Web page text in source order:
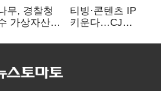
무, 경찰청
가상자산
터디 사업
티빙·콘텐츠 IP
키운다…CJ
글로벌 확장 가속